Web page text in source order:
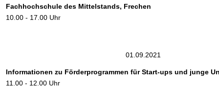
Fachhochschule des Mittelstands, Frechen
10.00 - 17.00 Uhr
01.09.2021
Informationen zu Förderprogrammen für Start-ups und junge
11.00 - 12.00 Uhr